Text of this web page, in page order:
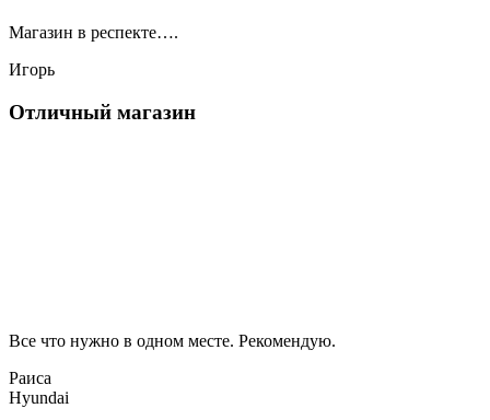
Магазин в респекте….
Игорь
Отличный магазин
Все что нужно в одном месте. Рекомендую.
Раиса
Hyundai